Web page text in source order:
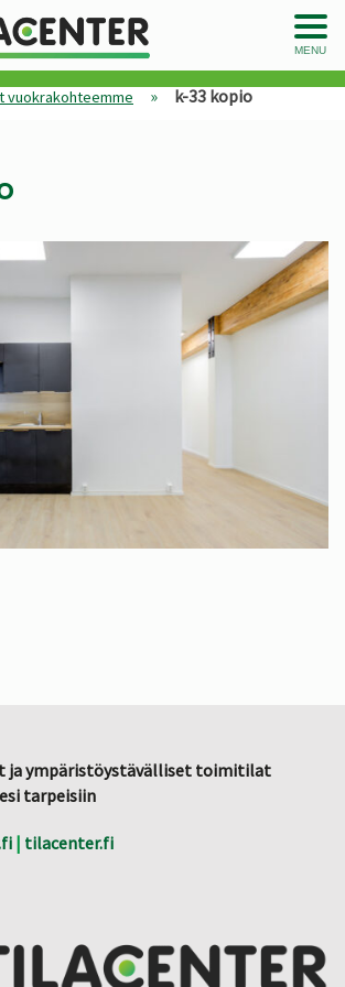
MENU
vuokrakohteemme » k-33 kopio
ja ympäristöystävälliset toimitilat
tarpeisiin
| tilacenter.fi